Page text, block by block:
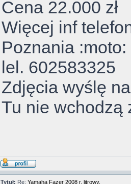
Cena 22.000 zł
Więcej inf
Poznania :moto:
lel. 602583325
Zdjęcia wyślę
Tu nie wchodzą
Tytuł: Re: Yamaha Fazer 2008 r, litrowy.